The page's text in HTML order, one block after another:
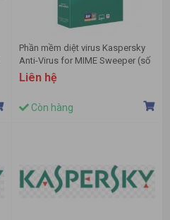
Phần mềm diệt virus Kaspersky
Anti-Virus for MIME Sweeper (số
lượng 25-49)
Liên hệ
Còn hàng